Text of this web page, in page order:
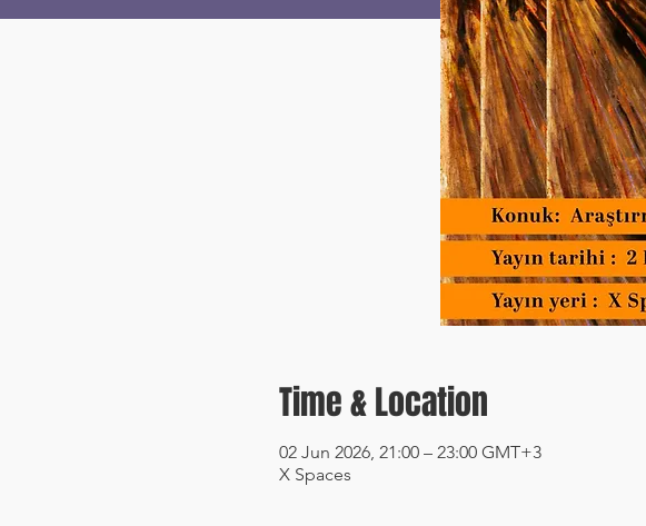
Time & Location
02 Jun 2026, 21:00 – 23:00 GMT+3
X Spaces